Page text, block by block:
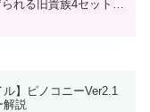
れる旧貴族4セットは
ル】ピノコニーVer2.1
解説